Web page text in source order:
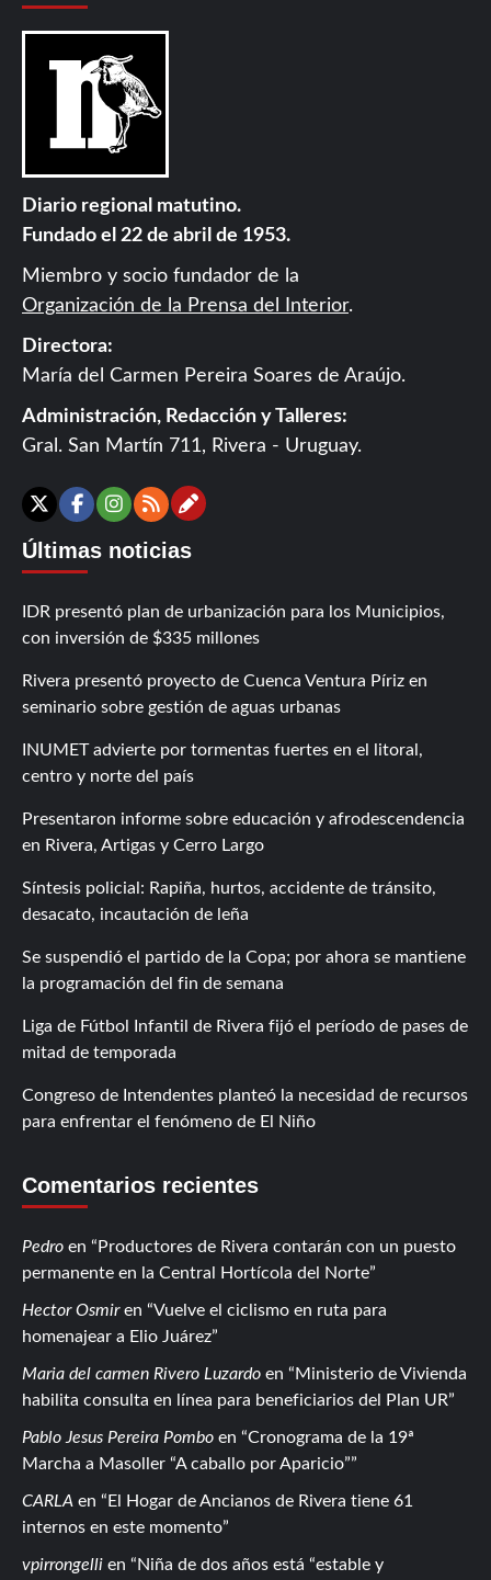
Diario regional matutino.
Fundado el 22 de abril de 1953.
Miembro y socio fundador de la
Organización de la Prensa del Interior.
Directora:
María del Carmen Pereira Soares de Araújo.
Administración, Redacción y Talleres:
Gral. San Martín 711, Rivera - Uruguay.
X Facebook
Instagram
RSSContáctanos
Últimas noticias
IDR presentó plan de urbanización para los Municipios,
con inversión de $335 millones
Rivera presentó proyecto de Cuenca Ventura Píriz en
seminario sobre gestión de aguas urbanas
INUMET advierte por tormentas fuertes en el litoral,
centro y norte del país
Presentaron informe sobre educación y afrodescendencia
en Rivera, Artigas y Cerro Largo
Síntesis policial: Rapiña, hurtos, accidente de tránsito,
desacato, incautación de leña
Se suspendió el partido de la Copa; por ahora se mantiene
la programación del fin de semana
Liga de Fútbol Infantil de Rivera fijó el período de pases de
mitad de temporada
Congreso de Intendentes planteó la necesidad de recursos
para enfrentar el fenómeno de El Niño
Comentarios recientes
Pedro en
Productores de Rivera contarán con un puesto
permanente en la Central Hortícola del Norte
Hector Osmiren
Vuelve el ciclismo en ruta para
homenajear a Elio Juárez
Maria del carmen Rivero Luzardo en
Ministerio de Vivienda
habilita consulta en línea para beneficiarios del Plan UR
Pablo Jesus Pereira Pombo en
Cronograma de la 19ª
Marcha a Masoller “A caballo por Aparicio”
CARLA en
El Hogar de Ancianos de Rivera tiene 61
internos en este momento
vpirrongelli en Niña de dos años está “estable y